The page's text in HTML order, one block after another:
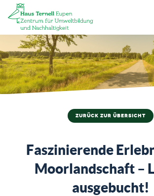
ZURÜCK ZUR ÜBERSICHT
Faszinierende
Moorlandschaft –
ausgebucht!